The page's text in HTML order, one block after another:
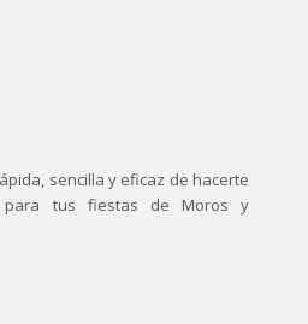
sencilla y eficaz de hacerte
tus fiestas de Moros y